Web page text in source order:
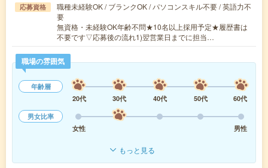
応募資格
職種未経験OK / ブランクOK / パソコンスキル不要 / 英語力不
要
無資格・未経験OK年齢不問★10名以上採用予定★履歴書は
不要です▽応募後の流れ1)翌営業日までに担当…
職場の雰囲気
年齢層
20代
30代 40代 50代
60代
男女比率
女性
男性
もっと見る